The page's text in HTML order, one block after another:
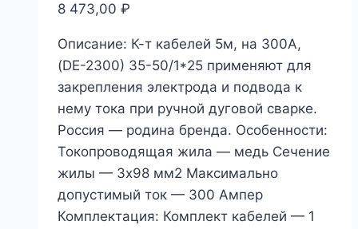
8 473,00 ₽
Описание: К-т кабелей 5м, на 300А,
(DE-2300) 35-50/1*25 применяют для
закрепления электрода и подвода к
нему тока при ручной дуговой сварке.
Россия — родина бренда. Особенности:
Токопроводящая жила — медь Сечение
жилы — 3х98 мм2 Максимально
допустимый ток — 300 Ампер
Комплектация: Комплект кабелей — 1